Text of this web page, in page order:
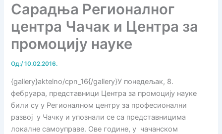
Сарадња Регионалног
центра Чачак и Центра за
промоцију науке
Од:/10.02.2016.
{gallery}aktelno/cpn_16{/gallery}У понедељак, 8.
фебруара, представници Центра за промоцију науке
били су у Регионалном центру за професионални
развој у Чачку и упознали се са представницима
локалне самоуправе. Ове године, у чачанском